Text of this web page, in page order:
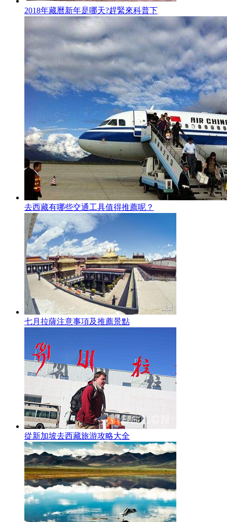
2018年藏曆新年是哪天?趕緊來科普下
去西藏有哪些交通工具值得推薦呢？
七月拉薩注意事項及推薦景點
從新加坡去西藏旅游攻略大全